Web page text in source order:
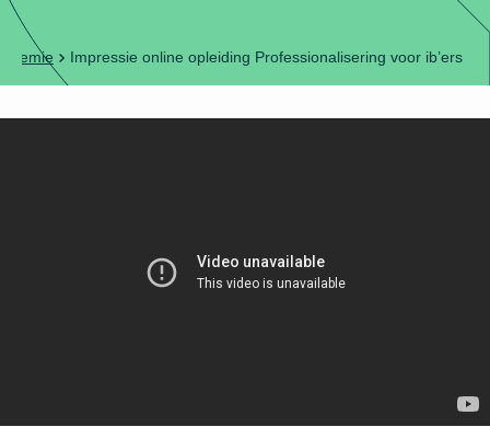
Impressie online opleiding Professionalisering voor ib’ers